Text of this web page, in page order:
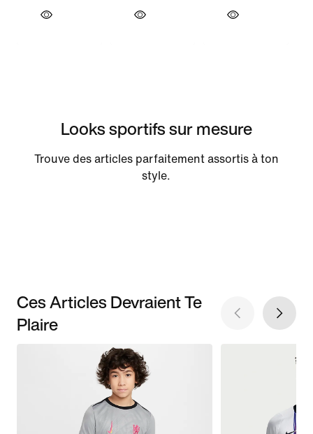
Looks sportifs sur mesure
Trouve des articles parfaitement assortis à ton
style.
Ces Articles Devraient Te
Plaire